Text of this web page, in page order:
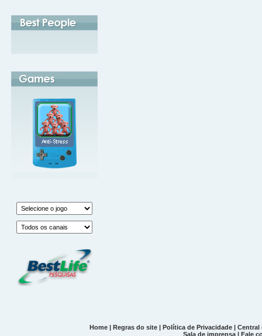
Home | Regras do site | Política de Privacidade | Central
Sala de imprensa | Fale